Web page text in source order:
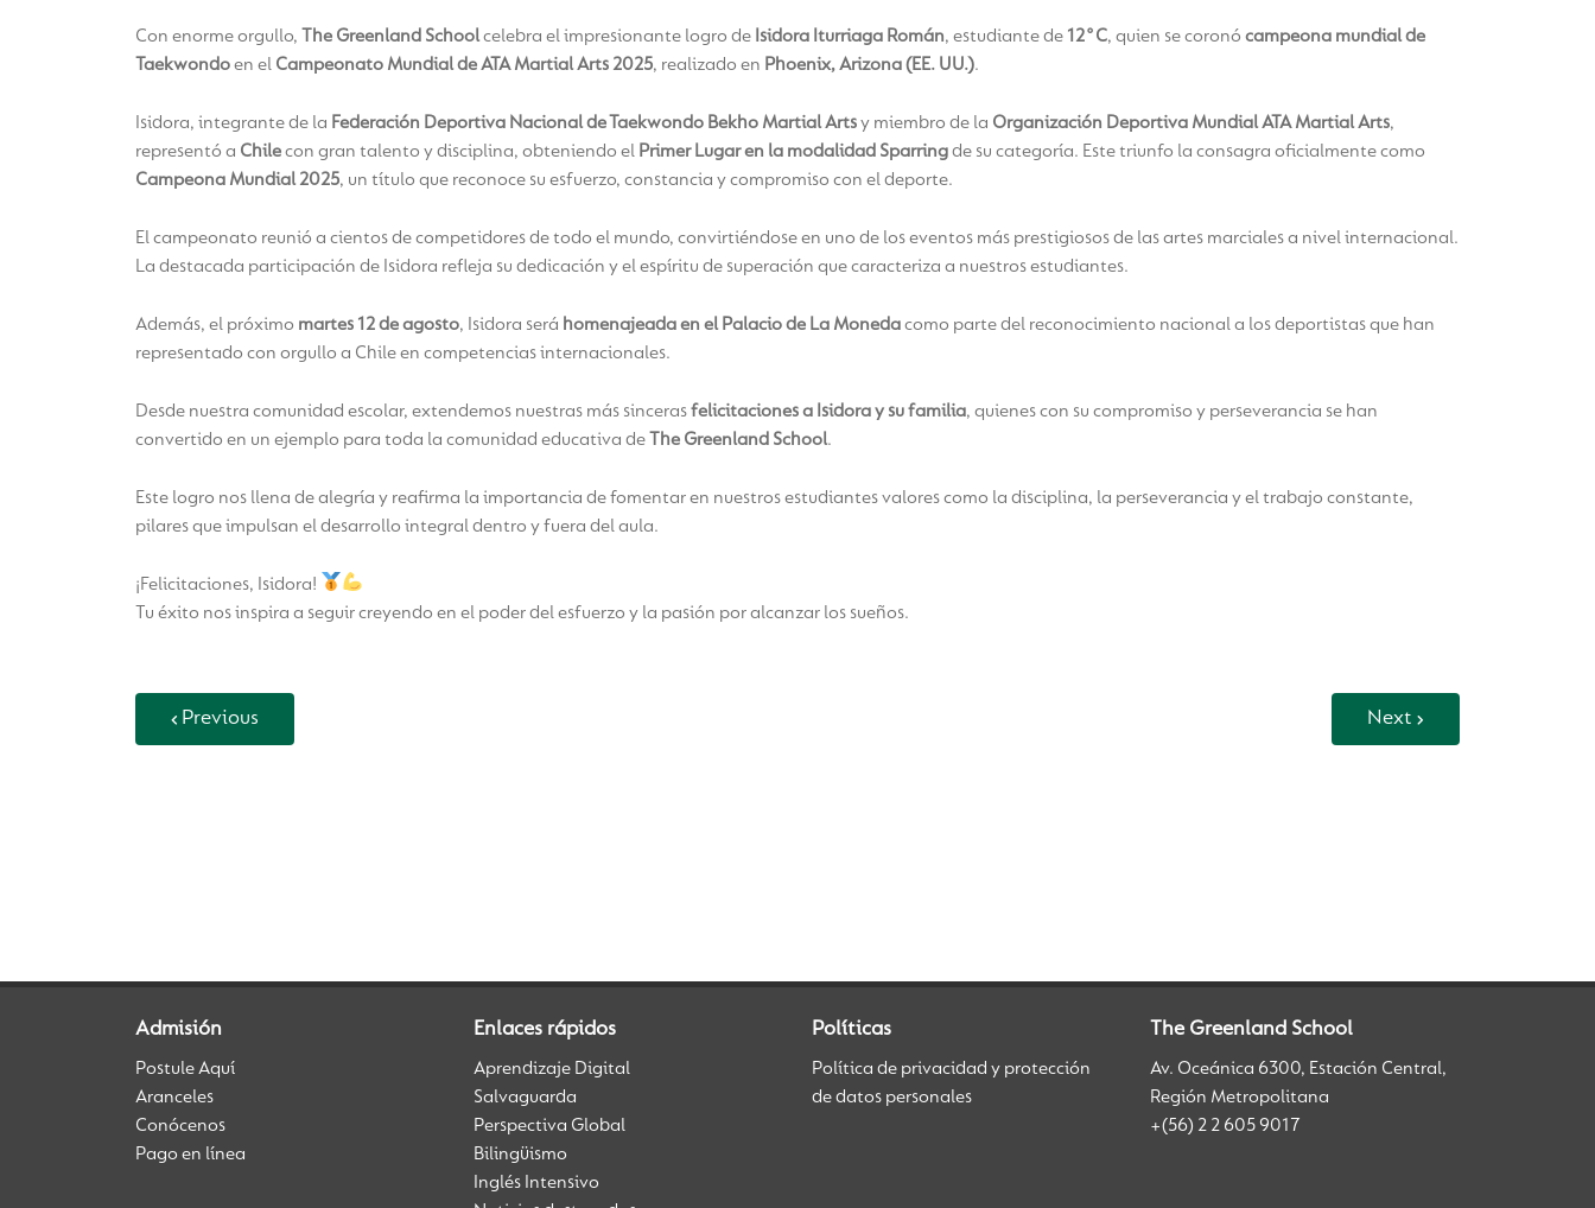
Con enorme orgullo, The Greenland Schoolcelebra el impresionante logro de Isidora Iturriaga Román, estudiante de 12°C, quien se coronó campeona mundial de
Taekwondoen el Campeonato Mundial de ATA Martial Arts 2025, realizado en Phoenix, Arizona (EE. UU.).
Isidora, integrante de la Federación Deportiva Nacional de Taekwondo Bekho Martial Artsy miembro de la Organización Deportiva Mundial ATA Martial Arts,
representó a Chilecon gran talento y disciplina, obteniendo el Primer Lugar en la modalidad Sparringde su categoría. Este triunfo la consagra oficialmente como
Campeona Mundial 2025, un título que reconoce su esfuerzo, constancia y compromiso con el deporte.
El campeonato reunió a cientos de competidores de todo el mundo, convirtiéndose en uno de los eventos más prestigiosos de las artes marciales a nivel internacional.
La destacada participación de Isidora refleja su dedicación y el espíritu de superación que caracteriza a nuestros estudiantes.
Además, el próximo martes 12 de agosto, Isidora será homenajeada en el Palacio de La Monedacomo parte del reconocimiento nacional a los deportistas que han
representado con orgullo a Chile en competencias internacionales.
Desde nuestra comunidad escolar, extendemos nuestras más sincerasfelicitaciones a Isidora y su familia, quienes con su compromiso y perseverancia se han
convertido en un ejemplo para toda la comunidad educativa de
The Greenland School.
Este logro nos llena de alegría y reafirma la importancia de fomentar en nuestros estudiantes valores como la disciplina, la perseverancia y el trabajo constante,
pilares que impulsan el desarrollo integral dentro y fuera del aula.
¡Felicitaciones, Isidora!
Tu éxito nos inspira a seguir creyendo en el poder del esfuerzo y la pasión por alcanzar los sueños.
Previous Next
Admisión
Postule Aquí
Aranceles
Conócenos
Pago en línea
Enlaces rápidos
Aprendizaje Digital
Salvaguarda
Perspectiva Global
Bilingüismo
Inglés Intensivo
Políticas
Política de privacidad y protección
de datos personales
The Greenland School
Av. Oceánica 6300, Estación Central,
Región Metropolitana
+(56) 2 2 605 9017